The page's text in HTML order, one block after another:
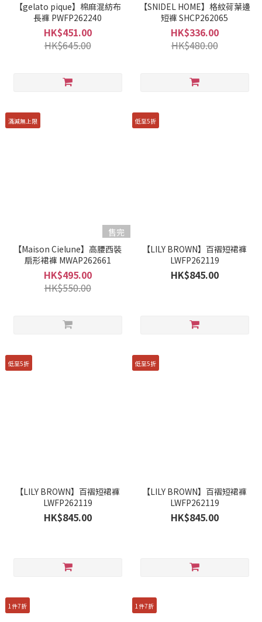
【gelato pique】棉麻混紡布
長褲 PWFP262240
HK$451.00
HK$645.00
【SNIDEL HOME】格紋荷葉邊
短褲 SHCP262065
HK$336.00
HK$480.00
滿減無上限
售完
【Maison Cielune】高腰西裝
扇形裙褲 MWAP262661
HK$495.00
HK$550.00
低至5折
【LILY BROWN】百褶短裙褲
LWFP262119
HK$845.00
低至5折
【LILY BROWN】百褶短裙褲
LWFP262119
HK$845.00
低至5折
【LILY BROWN】百褶短裙褲
LWFP262119
HK$845.00
1件7折 1件7折